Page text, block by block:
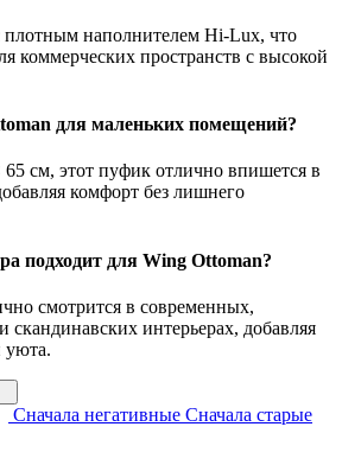
плотным наполнителем Hi-Lux, что
коммерческих пространств с высокой
для маленьких помещений?
см, этот пуфик отлично впишется в
комфорт без лишнего
подходит для Wing Ottoman?
смотрится в современных,
интерьерах, добавляя
уюта.
Сначала негативные Сначала старые